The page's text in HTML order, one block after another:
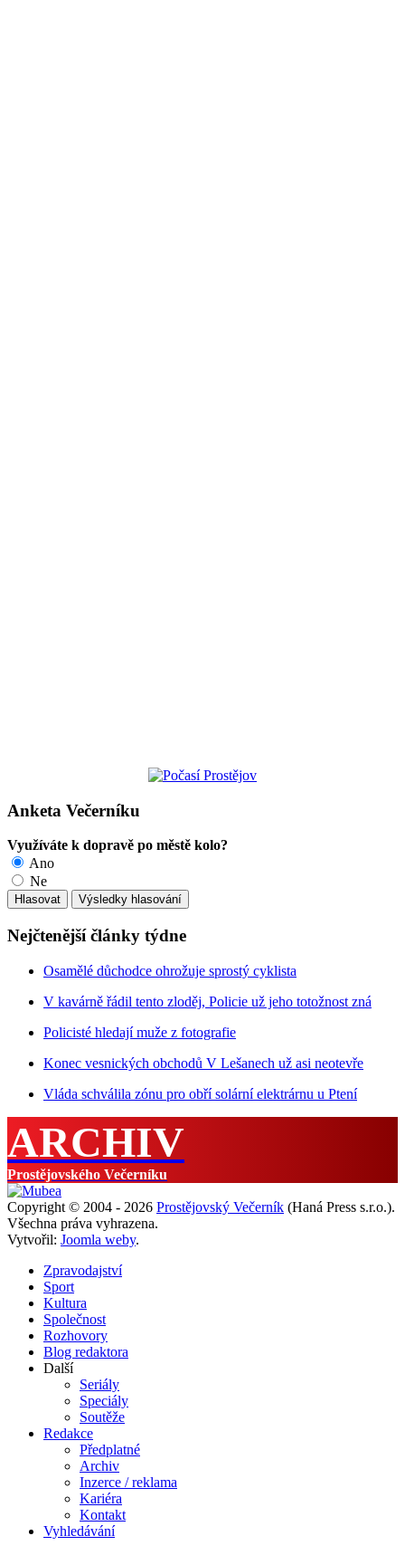
Anketa Večerníku
Využíváte k dopravě po městě kolo?
Ano
Ne
Nejčtenější články týdne
Osamělé důchodce ohrožuje sprostý cyklista
V kavárně řádil tento zloděj, Policie už jeho totožnost zná
Policisté hledají muže z fotografie
Konec vesnických obchodů V Lešanech už asi neotevře
Vláda schválila zónu pro obří solární elektrárnu u Ptení
ARCHIV
Prostějovského Večerníku
Copyright © 2004 - 2026 Prostějovský Večerník (Haná Press s.r.o.).
Všechna práva vyhrazena.
Vytvořil: Joomla weby.
Zpravodajství
Sport
Kultura
Společnost
Rozhovory
Blog redaktora
Další
Seriály
Speciály
Soutěže
Redakce
Předplatné
Archiv
Inzerce / reklama
Kariéra
Kontakt
Vyhledávání